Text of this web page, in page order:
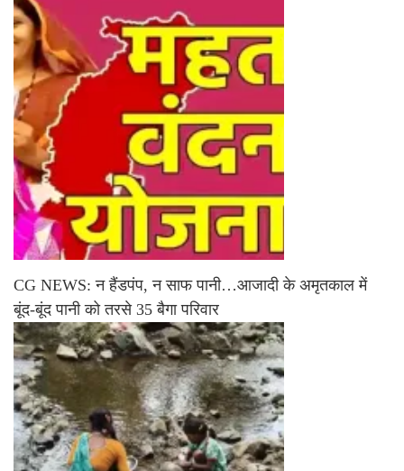
CG NEWS: न हैंडपंप, न साफ पानी…आजादी के अमृतकाल में
बूंद-बूंद पानी को तरसे 35 बैगा परिवार